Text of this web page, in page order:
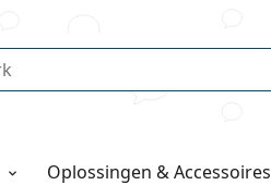
Oplossingen & Accessoires